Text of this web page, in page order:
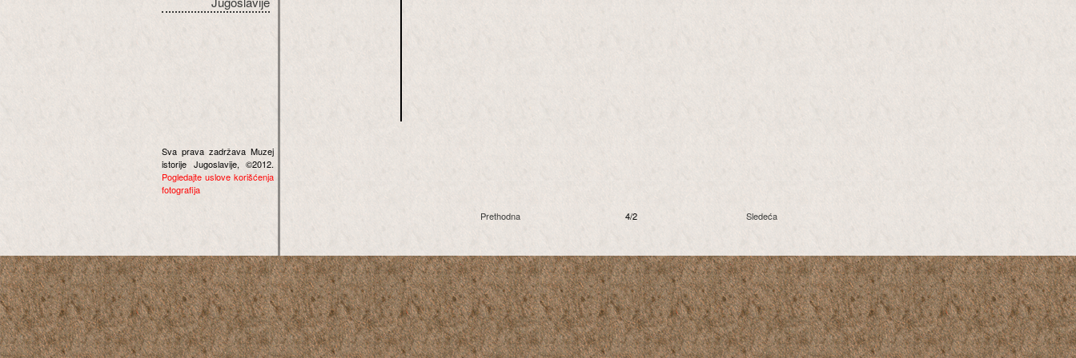
Sva prava zadržava Muzej
istorije Jugoslavije, ©2012.
Pogledajte uslove korišćenja
fotografija
Prethodna 4/2 Sledeća